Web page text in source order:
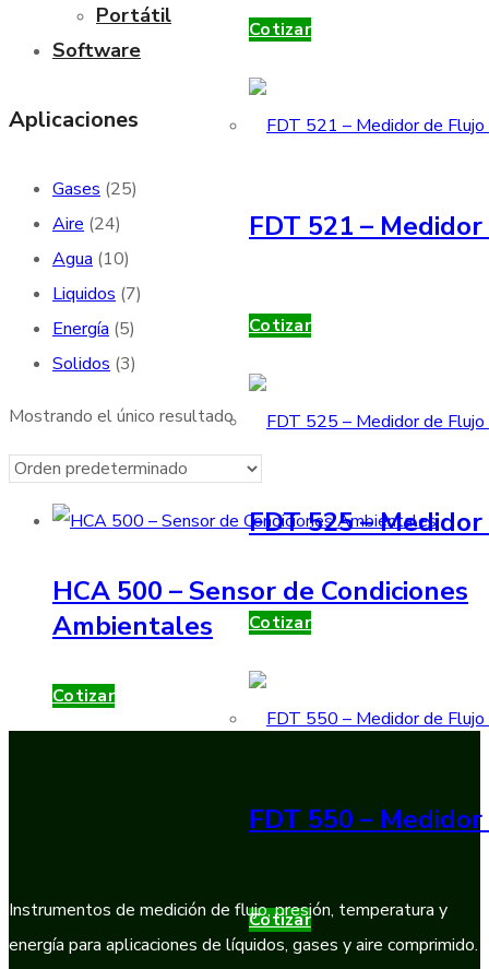
Cotizar
FDT 521 –
Cotizar
FDT 525 –
Cotizar
FDT 550 –
Cotizar
Portátil
Software
Aplicaciones
Gases (25)
Aire (24)
Agua (10)
Liquidos (7)
Energía (5)
Solidos (3)
Mostrando el único resultado
HCA 500 – Sensor de Condiciones
Ambientales
Cotizar
Instrumentos de medición de flujo, presión, temperatura y
energía para aplicaciones de líquidos, gases y aire comprimido.